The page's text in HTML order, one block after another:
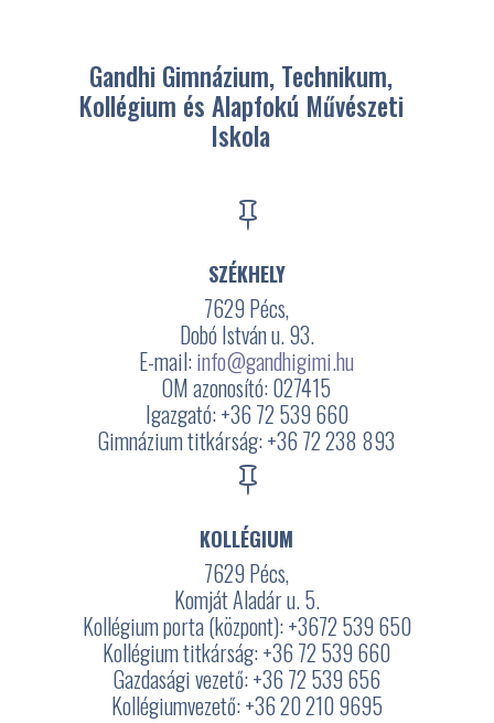
Gandhi Gimnázium, Technikum,
Kollégium és Alapfokú Művészeti
Iskola

SZÉKHELY
7629 Pécs,
Dobó István u. 93.
E-mail:info@gandhigimi.hu
OM azonosító: 027415
Igazgató: +36 72 539 660
Gimnázium titkárság: +36 72 238 893

KOLLÉGIUM
7629 Pécs,
Komját Aladár u. 5.
Kollégium porta (központ): +3672 539 650
Kollégium titkárság: +36 72 539 660
Gazdasági vezető: +36 72 539 656
Kollégiumvezető: +36 20 210 9695